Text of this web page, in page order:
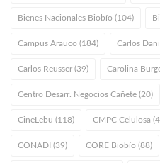
Bienes Nacionales Biobío (104)
Campus Arauco (184) Carlos
Carlos Reusser (39) Carolina
Centro Desarr. Negocios Cañete (20)
CineLebu (118) CMPC Celulosa
CONADI (39) CORE Biobío (88)